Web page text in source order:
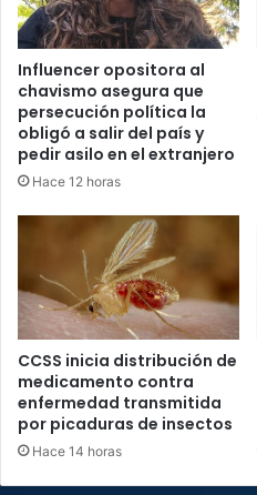
Influencer opositora al
chavismo asegura que
persecución política la
obligó a salir del país y
pedir asilo en el extranjero
Hace 12 horas
CCSS inicia distribución de
medicamento contra
enfermedad transmitida
por picaduras de insectos
Hace 14 horas